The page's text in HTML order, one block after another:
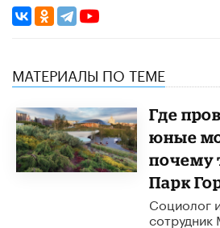
МАТЕРИАЛЫ ПО ТЕМЕ
Где
юные
почему
Парк
Социолог